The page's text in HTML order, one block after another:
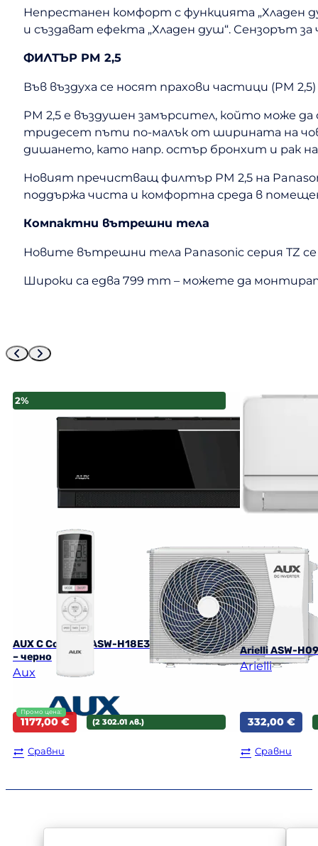
Непрестанен комфорт с функцията „Хладен
и създават ефекта „Хладен душ“. Сензорът
ФИЛТЪР PM 2,5
Във въздуха се носят прахови частици (PM
PM 2,5 е въздушен замърсител, който може
тридесет пъти по-малък от ширината на
дишането, като напр. остър бронхит и рак
Новият пречистващ филтър PM 2,5 на
поддържа чиста и комфортна среда в
Компактни вътрешни тела
Новите вътрешни тела Panasonic серия TZ
Широки са едва 799 mm – можете да
AUX C Comfort ASW-H18E3A4/CBR3DI-C7
– черно
Aux
2%
Original
price
was:
1177,00 €
Текущата
цена
е:
(2 302.01 лв.)
Сравни
Arielli ASW-
Arielli
332,00 €
Сравни